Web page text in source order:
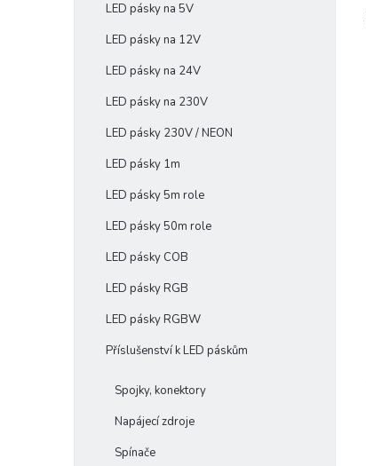
LED pásky na 5V
LED pásky na 12V
LED pásky na 24V
LED pásky na 230V
LED pásky 230V / NEON
LED pásky 1m
LED pásky 5m role
LED pásky 50m role
LED pásky COB
LED pásky RGB
LED pásky RGBW
Příslušenství k LED páskům
Spojky, konektory
Napájecí zdroje
Spínače